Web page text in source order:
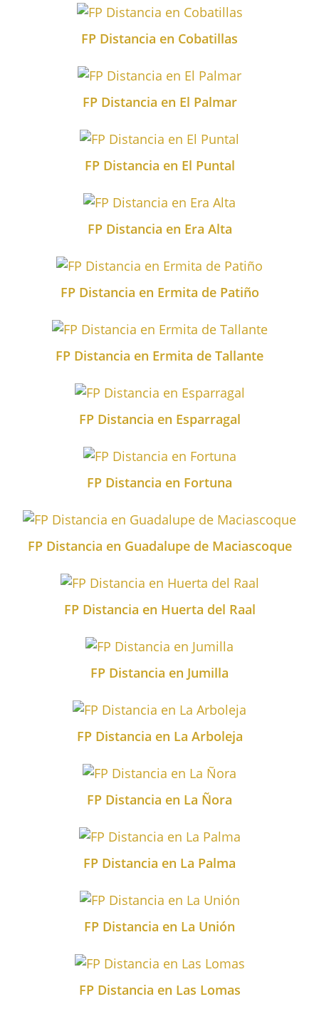
FP Distancia en Cobatillas
FP Distancia en El Palmar
FP Distancia en El Puntal
FP Distancia en Era Alta
FP Distancia en Ermita de Patiño
FP Distancia en Ermita de Tallante
FP Distancia en Esparragal
FP Distancia en Fortuna
FP Distancia en Guadalupe de Maciascoque
FP Distancia en Huerta del Raal
FP Distancia en Jumilla
FP Distancia en La Arboleja
FP Distancia en La Ñora
FP Distancia en La Palma
FP Distancia en La Unión
FP Distancia en Las Lomas